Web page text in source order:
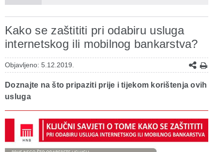
Kako se zaštititi pri odabiru usluga
internetskog ili mobilnog bankarstva?
Objavljeno: 5.12.2019.
Doznajte na što pripaziti prije i tijekom korištenja ovih
usluga